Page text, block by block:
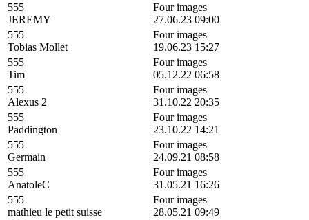
555
JEREMY
Four images
27.06.23 09:00
555
Tobias Mollet
Four images
19.06.23 15:27
555
Tim
Four images
05.12.22 06:58
555
Alexus 2
Four images
31.10.22 20:35
555
Paddington
Four images
23.10.22 14:21
555
Germain
Four images
24.09.21 08:58
555
AnatoleC
Four images
31.05.21 16:26
555
mathieu le petit suisse
Four images
28.05.21 09:49